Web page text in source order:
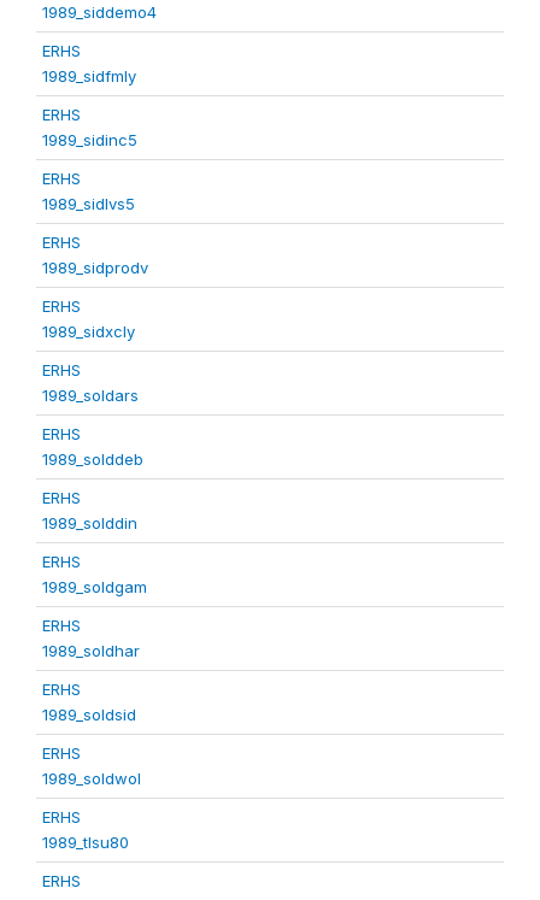
1989_siddemo4
ERHS
1989_sidfmly
ERHS
1989_sidinc5
ERHS
1989_sidlvs5
ERHS
1989_sidprodv
ERHS
1989_sidxcly
ERHS
1989_soldars
ERHS
1989_solddeb
ERHS
1989_solddin
ERHS
1989_soldgam
ERHS
1989_soldhar
ERHS
1989_soldsid
ERHS
1989_soldwol
ERHS
1989_tlsu80
ERHS